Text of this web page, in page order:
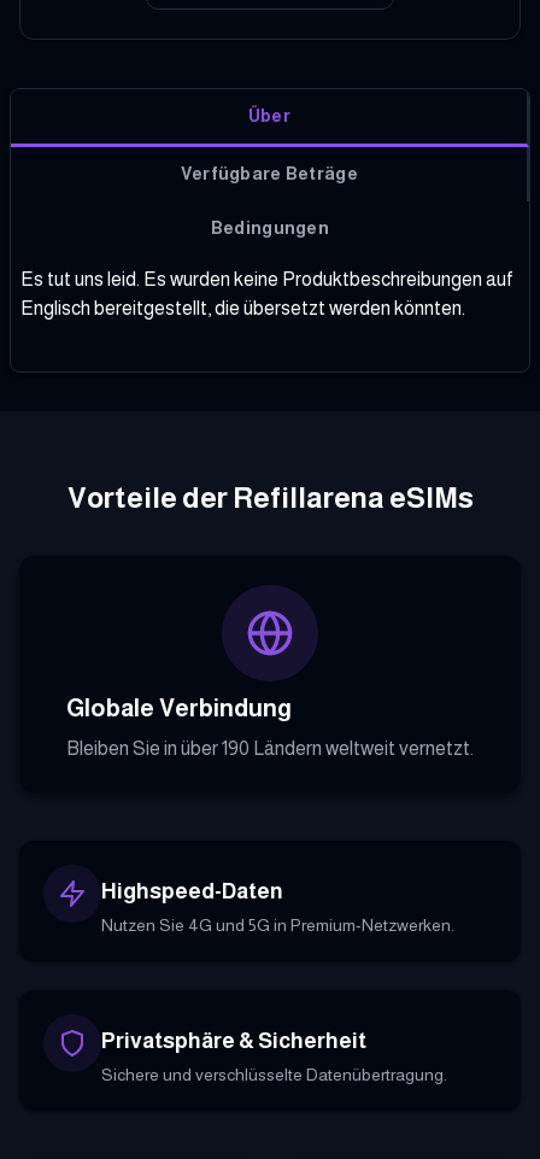
Über
Verfügbare Beträge
Bedingungen
Es tut uns leid. Es wurden keine Produktbeschreibungen auf
Englisch bereitgestellt, die übersetzt werden könnten.
Vorteile der Refillarena eSIMs
Globale Verbindung
Bleiben Sie in über 190 Ländern weltweit vernetzt.
Highspeed-Daten
Nutzen Sie 4G und 5G in Premium-Netzwerken.
Privatsphäre & Sicherheit
Sichere und verschlüsselte Datenübertragung.